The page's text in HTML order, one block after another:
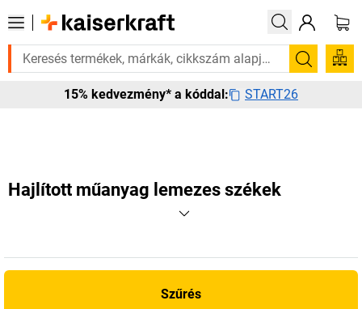
szüksége van rá? Válogatott bestseller termékeinket 3–4
Keresés
15% kedvezmény* a kóddal: START26
Hajlított műanyag lemezes székek
Szűrés